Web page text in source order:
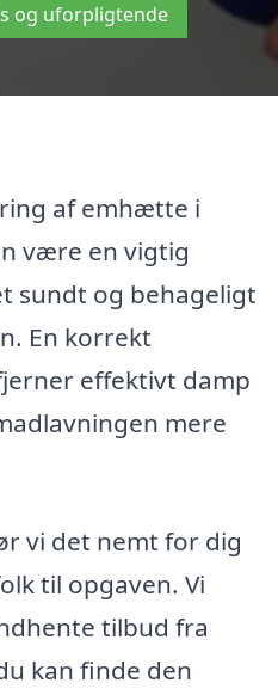
og uforpligtende
af emhætte i
være en vigtig
sundt og behageligt
En korrekt
effektivt damp
mere
vi det nemt for dig
til opgaven. Vi
tilbud fra
kan finde den